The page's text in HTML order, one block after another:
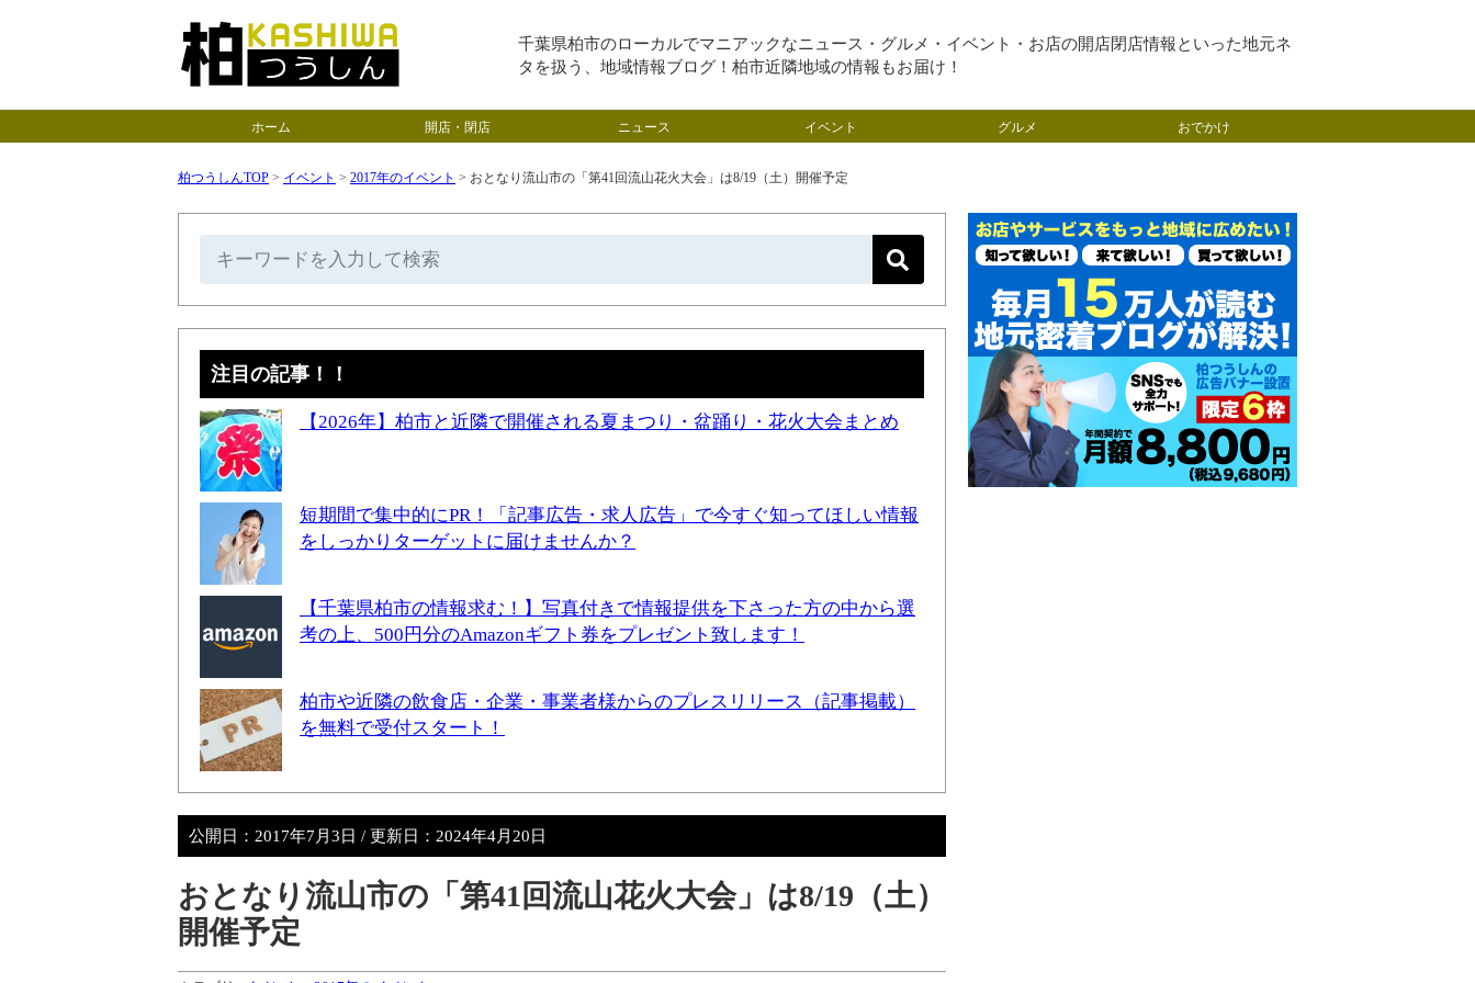
千葉県柏市のローカルでマニアックなニュース・グルメ・イベント・お店の開店閉店情報といった地元ネ
タを扱う、地域情報ブログ！柏市近隣地域の情報もお届け！
ホーム 開店・閉店 ニュース イベント グルメ おでかけ
柏つうしんTOP > イベント > 2017年のイベント > おとなり流山市の「第41回流山花火大会」は8/19（土）開催予定
注目の記事！！
【2026年】柏市と近隣で開催される夏まつり・盆踊り・花火大会まとめ
短期間で集中的にPR！「記事広告・求人広告」で今すぐ知ってほしい情報
をしっかりターゲットに届けませんか？
【千葉県柏市の情報求む！】写真付きで情報提供を下さった方の中から選
考の上、500円分のAmazonギフト券をプレゼント致します！
柏市や近隣の飲食店・企業・事業者様からのプレスリリース（記事掲載）
を無料で受付スタート！
公開日： 2017年7月3日 / 更新日： 2024年4月20日
おとなり流山市の「第41回流山花火大会」は8/19（土）
開催予定